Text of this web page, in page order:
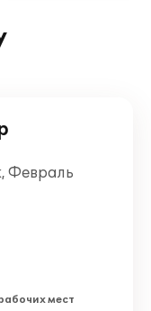
Февраль
мест